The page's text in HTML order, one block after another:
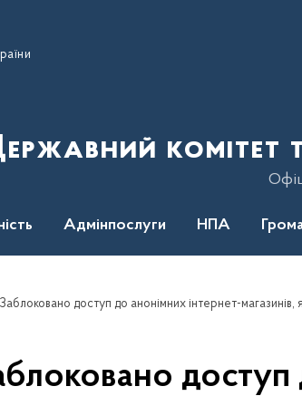
комітет
Адмінпослуги НПА
Заблоковано доступ до анонімних інтернет-
доступ